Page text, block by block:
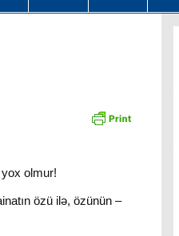
olmur!
özü ilə, özünün –